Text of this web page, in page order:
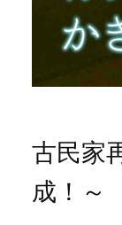
古民家
成！～